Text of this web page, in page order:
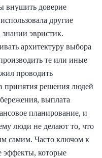
внушить доверие
другие
эвристик.
архитектуру выбора
те или иные
проводить
принятия решения людей
выплата
планирование, и
люди не делают то, что
самим. Часто ключом к
эффекты, которые